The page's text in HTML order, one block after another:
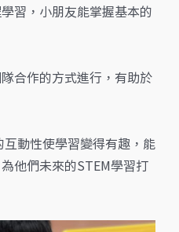
習，小朋友能掌握基本的
合作的方式進行，有助於
動性使學習變得有趣，能
他們未來的STEM學習打